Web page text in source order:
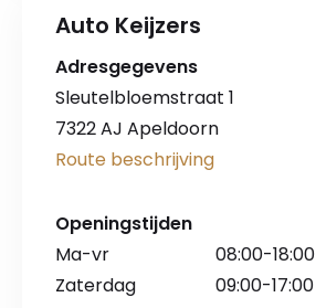
Auto Keijzers
Adresgegevens
Sleutelbloemstraat 1
7322 AJ Apeldoorn
Route beschrijving
Openingstijden
Ma-vr
08:00-18:00
Zaterdag
09:00-17:00